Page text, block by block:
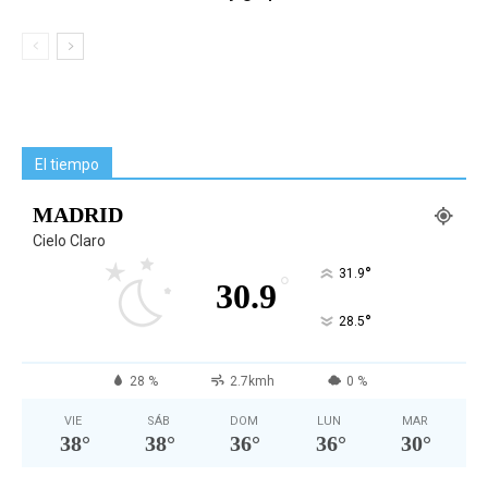
El tiempo
MADRID
Cielo Claro
30.9 ° 31.9°
28.5°
28 % 2.7kmh 0 %
VIE
38°
SÁB
38°
DOM
36°
LUN
36°
MAR
30°